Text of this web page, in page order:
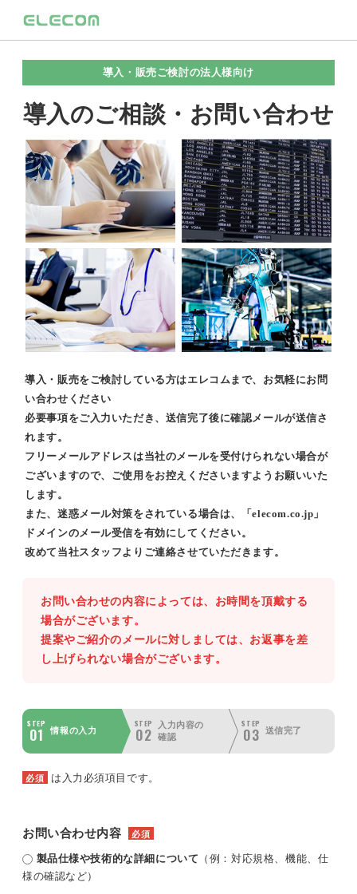
導入・販売ご検討の法人様向け
導入のご相談・お問い合わせ
導入・販売をご検討している方はエレコムまで、お気軽にお問
い合わせください
必要事項をご入力いただき、送信完了後に確認メールが送信さ
れます。
フリーメールアドレスは当社のメールを受付けられない場合が
ございますので、ご使用をお控えくださいますようお願いいた
します。
また、迷惑メール対策をされている場合は、「elecom.co.jp」
ドメインのメール受信を有効にしてください。
改めて当社スタッフよりご連絡させていただきます。
お問い合わせの内容によっては、お時間を頂戴する
場合がございます。
提案やご紹介のメールに対しましては、お返事を差
し上げられない場合がございます。
STEP
01 情報の入力
STEP
02
入力内容の
確認
STEP
03 送信完了
必須 は入力必須項目です。
お問い合わせ内容 必須
製品仕様や技術的な詳細について （例：対応規格、機能、仕
様の確認など）